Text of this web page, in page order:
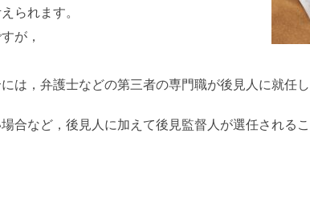
られます。
が，
は，弁護士などの第三者の専門職が後見人に就任
合など，後見人に加えて後見監督人が選任される